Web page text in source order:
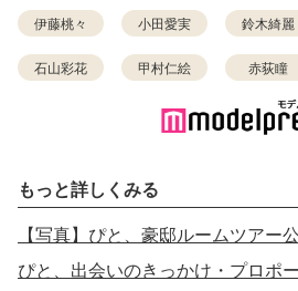
伊藤桃々 小田愛実 鈴木綺麗
石山彩花 甲村仁絵 赤荻瞳
もっと詳しくみる
【写真】ぴと、豪邸ルームツアー
ぴと、出会いのきっかけ・プロポ